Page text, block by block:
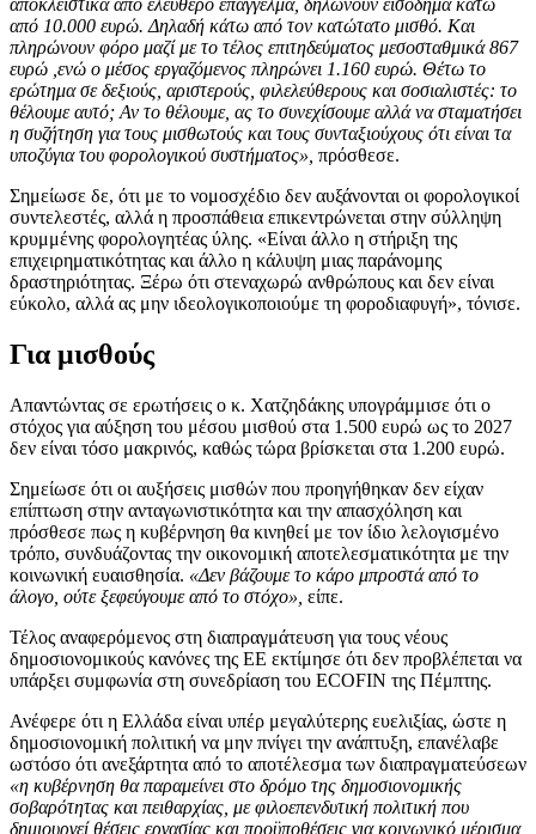
από 10.000 ευρώ. Δηλαδή κάτω από τον κατώτατο μισθό. Και
πληρώνουν φόρο μαζί με το τέλος επιτηδεύματος μεσοσταθμικά 867
ευρώ ,ενώ ο μέσος εργαζόμενος πληρώνει 1.160 ευρώ. Θέτω το
ερώτημα σε δεξιούς, αριστερούς, φιλελεύθερους και σοσιαλιστές: το
θέλουμε αυτό; Αν το θέλουμε, ας το συνεχίσουμε αλλά να σταματήσει
η συζήτηση για τους μισθωτούς και τους συνταξιούχους ότι είναι τα
υποζύγια του φορολογικού συστήματος», πρόσθεσε.
Σημείωσε δε, ότι με το νομοσχέδιο δεν αυξάνονται οι φορολογικοί
συντελεστές, αλλά η προσπάθεια επικεντρώνεται στην σύλληψη
κρυμμένης φορολογητέας ύλης. «Είναι άλλο η στήριξη της
επιχειρηματικότητας και άλλο η κάλυψη μιας παράνομης
δραστηριότητας. Ξέρω ότι στεναχωρώ ανθρώπους και δεν είναι
εύκολο, αλλά ας μην ιδεολογικοποιούμε τη φοροδιαφυγή», τόνισε.
Για μισθούς
Απαντώντας σε ερωτήσεις ο κ. Χατζηδάκης υπογράμμισε ότι ο
στόχος για αύξηση του μέσου μισθού στα 1.500 ευρώ ως το 2027
δεν είναι τόσο μακρινός, καθώς τώρα βρίσκεται στα 1.200 ευρώ.
Σημείωσε ότι οι αυξήσεις μισθών που προηγήθηκαν δεν είχαν
επίπτωση στην ανταγωνιστικότητα και την απασχόληση και
πρόσθεσε πως η κυβέρνηση θα κινηθεί με τον ίδιο λελογισμένο
τρόπο, συνδυάζοντας την οικονομική αποτελεσματικότητα με την
κοινωνική ευαισθησία. «Δεν βάζουμε το κάρο μπροστά από το
άλογο, ούτε ξεφεύγουμε από το στόχο», είπε.
Τέλος αναφερόμενος στη διαπραγμάτευση για τους νέους
δημοσιονομικούς κανόνες της ΕΕ εκτίμησε ότι δεν προβλέπεται να
υπάρξει συμφωνία στη συνεδρίαση του ECOFIN της Πέμπτης.
Ανέφερε ότι η Ελλάδα είναι υπέρ μεγαλύτερης ευελιξίας, ώστε η
δημοσιονομική πολιτική να μην πνίγει την ανάπτυξη, επανέλαβε
ωστόσο ότι ανεξάρτητα από το αποτέλεσμα των διαπραγματεύσεων
«η κυβέρνηση θα παραμείνει στο δρόμο της δημοσιονομικής
σοβαρότητας και πειθαρχίας, με φιλοεπενδυτική πολιτική που
δημιουργεί θέσεις εργασίας και προϋποθέσεις για κοινωνικό μέρισμα,